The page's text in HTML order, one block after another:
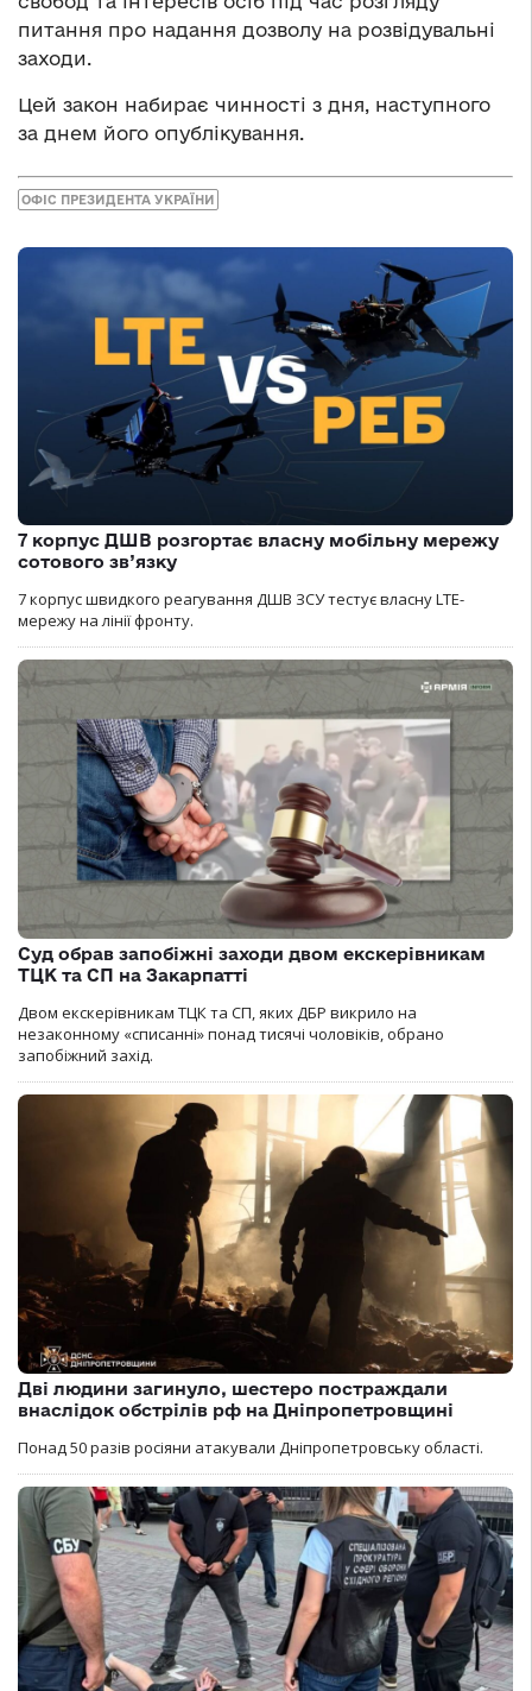
питання про надання дозволу на розвідувальні
заходи.
Цей закон набирає чинності з дня, наступного
за днем його опублікування.
ОФІС ПРЕЗИДЕНТА УКРАЇНИ
7 корпус ДШВ розгортає власну мобільну мережу
сотового зв’язку
7 корпус швидкого реагування ДШВ ЗСУ тестує власну LTE-
мережу на лінії фронту.
Суд обрав запобіжні заходи двом екскерівникам
ТЦК та СП на Закарпатті
Двом екскерівникам ТЦК та СП, яких ДБР викрило на
незаконному «списанні» понад тисячі чоловіків, обрано
запобіжний захід.
Дві людини загинуло, шестеро постраждали
внаслідок обстрілів рф на Дніпропетровщині
Понад 50 разів росіяни атакували Дніпропетровську області.